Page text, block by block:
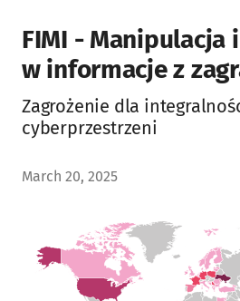
FIMI - Manipulacja
w informacje z
Zagrożenie dla
cyberprzestrzeni
March 20, 2025